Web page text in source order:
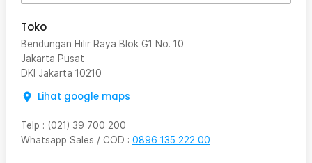
Toko
Bendungan Hilir Raya Blok G1 No. 10
Jakarta Pusat
DKI Jakarta 10210
Lihat google maps
Telp : (021) 39 700 200
Whatsapp Sales / COD : 0896 135 222 00